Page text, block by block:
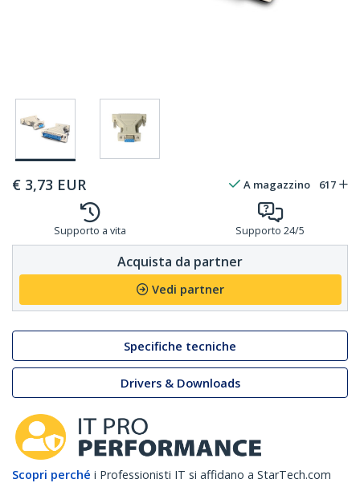
€ 3,73 EUR A magazzino 617
Supporto a vita Supporto 24/5
Acquista da partner
Vedi partner
Specifiche tecniche
Drivers & Downloads
Scopri perché i Professionisti IT si affidano a StarTech.com